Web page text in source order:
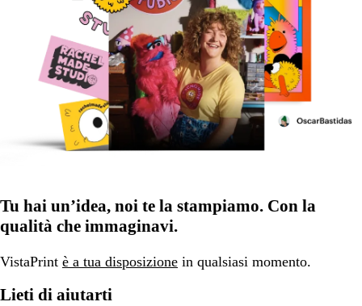
Tu hai un’idea, noi te la stampiamo. Con la
qualità che immaginavi.
VistaPrint è a tua disposizione in qualsiasi momento.
Lieti di aiutarti